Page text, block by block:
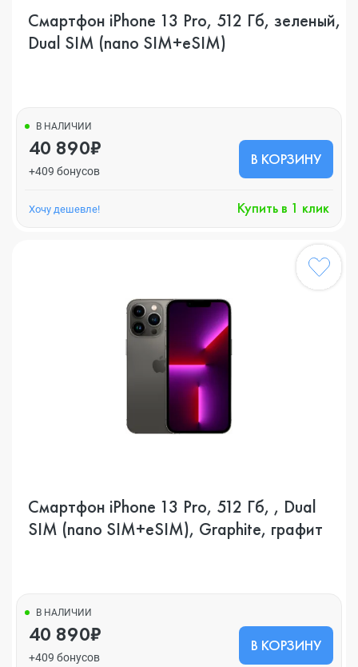
Смартфон iPhone 13 Pro, 512 Гб, зеленый,
Dual SIM (nano SIM+eSIM)
В НАЛИЧИИ
40 890₽
+409 бонусов
В КОРЗИНУ
Хочу дешевле! Купить в 1 клик
Смартфон iPhone 13 Pro, 512 Гб, , Dual
SIM (nano SIM+eSIM), Graphite, графит
В НАЛИЧИИ
40 890₽
+409 бонусов
В КОРЗИНУ